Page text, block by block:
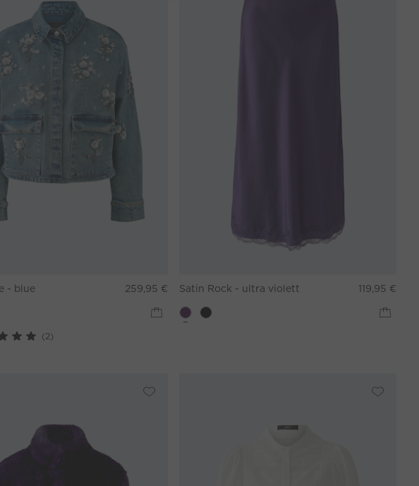
- blue 259,95 €
(2)
Satin Rock - ultra violett 119,95 €